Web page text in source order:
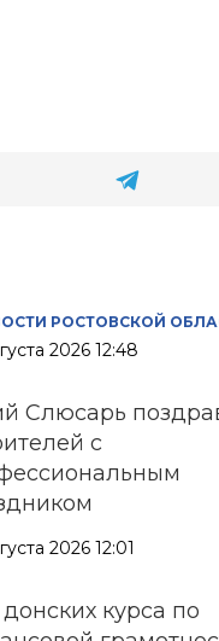
РОСТОВСКОЙ
2026 12:48
Слюсарь
с
2026 12:01
курса по